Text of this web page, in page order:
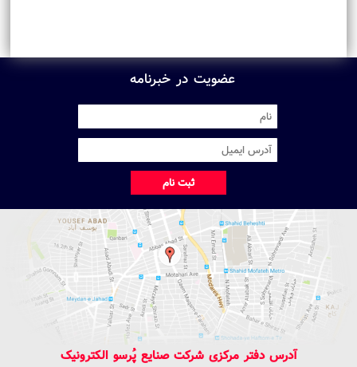
عضویت در خبرنامه
ثبت نام
آدرس دفتر مرکزی شرکت صنایع پُرسو الکترونیک